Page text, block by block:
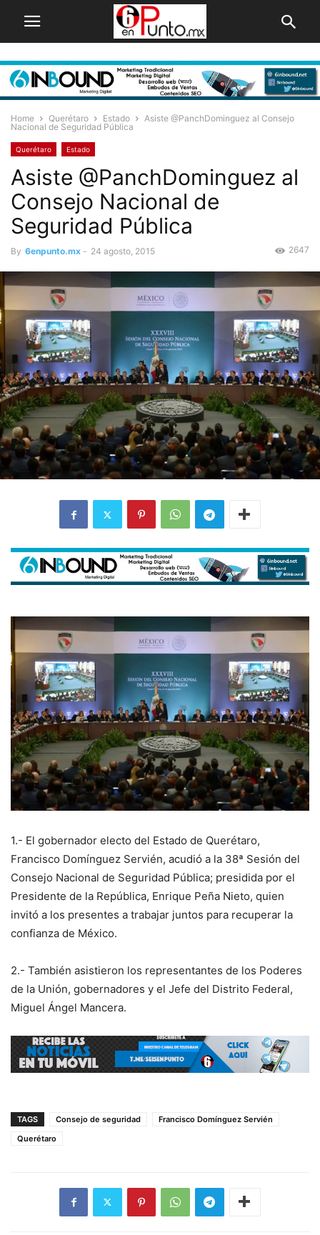
Home Querétaro Estado
Asiste @PanchDominguez al Consejo
Nacional de Seguridad Pública
Querétaro Estado
Asiste @PanchDominguez al
Consejo Nacional de
Seguridad Pública
By 6enpunto.mx - 24 agosto, 2015 2647
1.- El gobernador electo del Estado de Querétaro,
Francisco Domínguez Servién, acudió a la 38ª Sesión del
Consejo Nacional de Seguridad Pública; presidida por el
Presidente de la República, Enrique Peña Nieto, quien
invitó a los presentes a trabajar juntos para recuperar la
confianza de México.
2.- También asistieron los representantes de los Poderes
de la Unión, gobernadores y el Jefe del Distrito Federal,
Miguel Ángel Mancera.
TAGS Consejo de seguridad
Francisco Domínguez Servién
Querétaro